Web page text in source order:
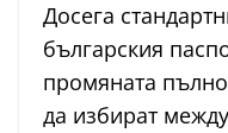
Досега
българския
промяната
да избират